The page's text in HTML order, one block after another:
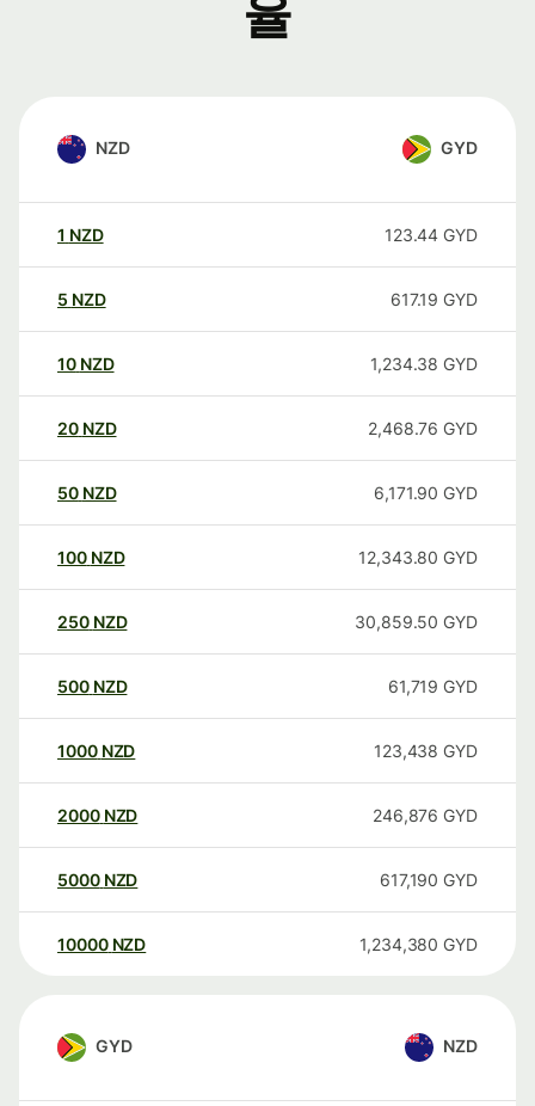
율
NZD GYD
1 NZD 123.44 GYD
5 NZD 617.19 GYD
10 NZD 1,234.38 GYD
20 NZD 2,468.76 GYD
50 NZD 6,171.90 GYD
100 NZD 12,343.80 GYD
250 NZD 30,859.50 GYD
500 NZD 61,719 GYD
1000 NZD 123,438 GYD
2000 NZD 246,876 GYD
5000 NZD 617,190 GYD
10000 NZD 1,234,380 GYD
GYD NZD